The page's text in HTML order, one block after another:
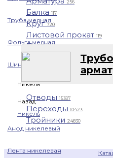
Труба медная
Фольга медная
Шина медная
Никель
Назад
Никель
Анод никелевый
Лента никелевая
256
Балка117
Круг720
Листовой прокат119
Профнастил
Отводы15397
Переходы10423
Тройники 24830